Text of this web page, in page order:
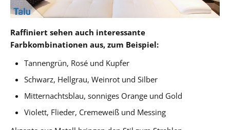
Raffiniert sehen auch interessante
Farbkombinationen aus, zum Beispiel:
Tannengrün, Rosé und Kupfer
Schwarz, Hellgrau, Weinrot und Silber
Mitternachtsblau, sonniges Orange und Gold
Violett, Flieder, Cremeweiß und Messing